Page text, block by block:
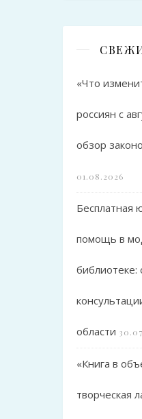
«Что
россиян с
обзор
01.08.2026
Бесплатная
помощь в
библиотеке:
области
«Книга в
творческая